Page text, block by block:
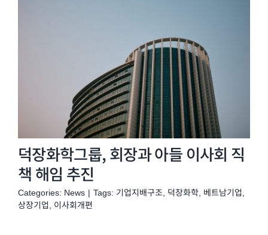
덕장화학그룹, 회장과 아들 이사회 직
책 해임 추진
Categories: News | Tags: 기업지배구조 덕장화학, 베트남기업
상장기업
이사회개편